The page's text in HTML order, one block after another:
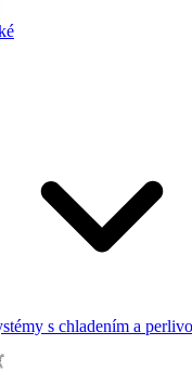
s chladením a